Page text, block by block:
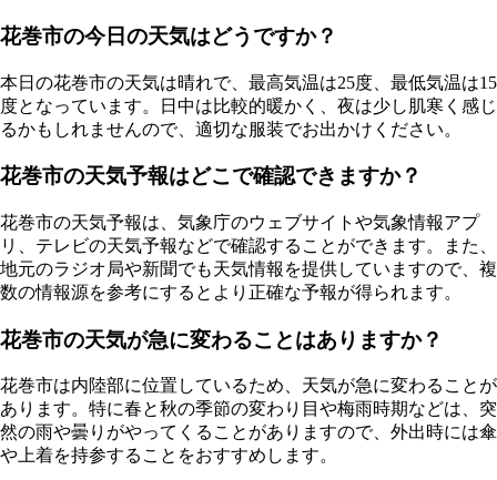
花巻市の今日の天気はどうですか？
本日の花巻市の天気は晴れで、最高気温は25度、最低気温は15
度となっています。日中は比較的暖かく、夜は少し肌寒く感じ
るかもしれませんので、適切な服装でお出かけください。
花巻市の天気予報はどこで確認できますか？
花巻市の天気予報は、気象庁のウェブサイトや気象情報アプ
リ、テレビの天気予報などで確認することができます。また、
地元のラジオ局や新聞でも天気情報を提供していますので、複
数の情報源を参考にするとより正確な予報が得られます。
花巻市の天気が急に変わることはありますか？
花巻市は内陸部に位置しているため、天気が急に変わることが
あります。特に春と秋の季節の変わり目や梅雨時期などは、突
然の雨や曇りがやってくることがありますので、外出時には傘
や上着を持参することをおすすめします。